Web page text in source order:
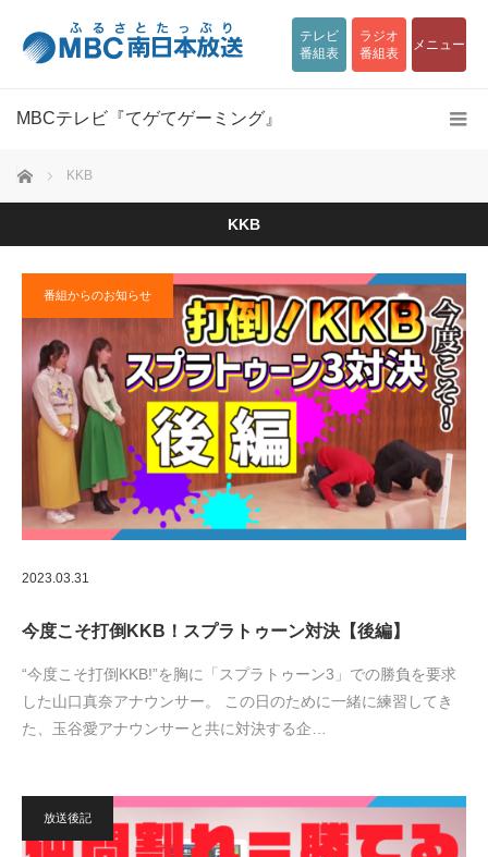
テレビ
番組表
ラジオ
番組表
メニュー
MBCテレビ『てゲてゲーミング』
ホーム KKB
KKB
番組からのお知らせ
2023.03.31
今度こそ打倒KKB！スプラトゥーン対決【後編】
“今度こそ打倒KKB!”を胸に「スプラトゥーン3」での勝負を要求
した山口真奈アナウンサー。 この日のために一緒に練習してき
た、玉谷愛アナウンサーと共に対決する企…
放送後記